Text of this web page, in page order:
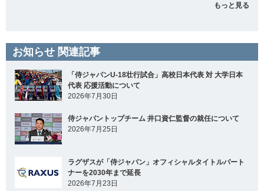
もっと見る
お知らせ 関連記事
「侍ジャパンU-18壮行試合」高校日本代表 対 大学日本
代表 応援活動について
2026年7月30日
侍ジャパントップチーム 井口資仁監督の就任について
2026年7月25日
ラグザスが「侍ジャパン」オフィシャルタイトルパート
ナーを2030年まで延長
2026年7月23日